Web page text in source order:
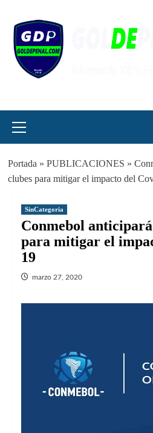
contenido
principal
Portada » PUBLICACIONES »
clubes para mitigar el impacto del
SinCategoria
Conmebol anticipará
para mitigar el
19
marzo 27, 2020